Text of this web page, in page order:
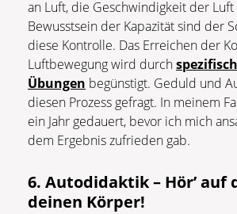
an Luft, die Geschwindigkeit der
Bewusstsein der Kapazität sind der
diese Kontrolle. Das Erreichen der
Luftbewegung wird durch
Übungen begünstigt. Geduld und
diesen Prozess gefragt. In meinem
ein Jahr gedauert, bevor ich mich
dem Ergebnis zufrieden gab.
6. Autodidaktik – Hör’ auf
deinen Körper!